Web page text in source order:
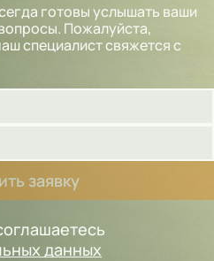
готовы услышать ваши
Пожалуйста,
специалист свяжется с
заявку
данных